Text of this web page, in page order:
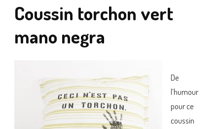
Coussin torchon vert
mano negra
De
l’humour
pour ce
coussin